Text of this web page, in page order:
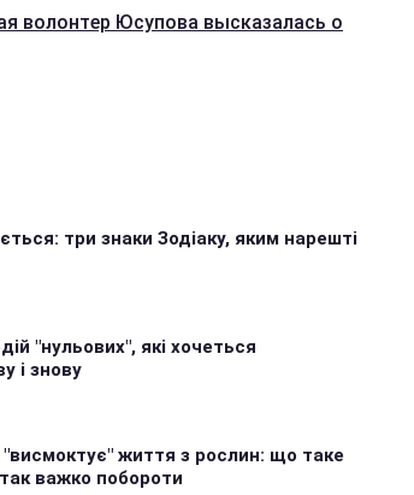
волонтер Юсупова высказалась о
три знаки Зодіаку, яким нарешті
"нульових", які хочеться
і знову
"висмоктує" життя з рослин: що таке
важко побороти